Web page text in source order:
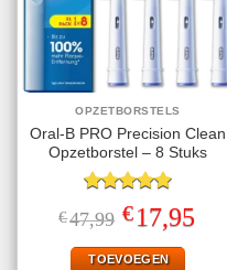
OPZETBORSTELS
Oral-B PRO Precision Clean
Opzetborstel – 8 Stuks
Gewaardeerd
5.00uit 5
€47,99 Oorspronkelijke
prijs
was:
€47,99.
€17,95prijs
TOEVOEGEN